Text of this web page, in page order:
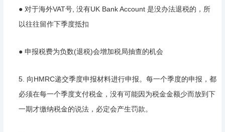
● 对于海外VAT号, 没有UK Bank Account 是没办法退税的，所
以往往留作下季度抵扣
● 申报税费为负数(退税)会增加税局抽查的机会
5. 向HMRC递交季度申报材料进行申报。每一个季度的申报，都
必须在每一个季度支付税金，没有可能因为税金金额少而放到下
一期才缴纳税金的说法，必定会产生罚款。